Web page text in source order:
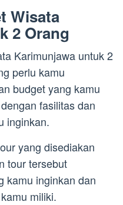
Wisata
2 Orang
Karimunjawa untuk 2
perlu kamu
budget yang kamu
fasilitas dan
inginkan.
yang disediakan
tour tersebut
kamu inginkan dan
miliki.